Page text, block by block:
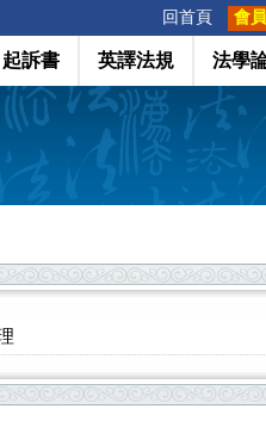
回首頁 會
起訴書 英譯法規 法學